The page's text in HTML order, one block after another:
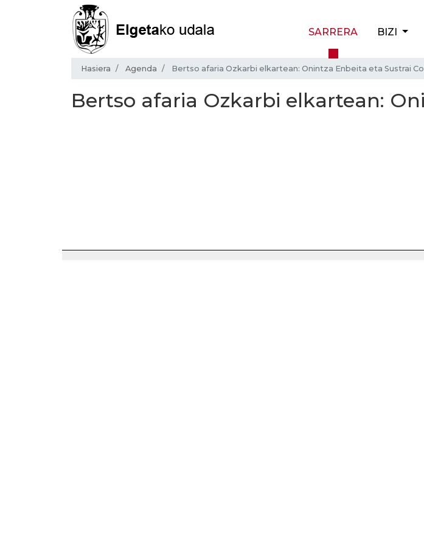
SARRERA BIZI
Hasiera Agenda Bertso afaria Ozkarbi elkartean: Onintza Enbeita eta Sustrai
Bertso afaria Ozkarbi elkartean: